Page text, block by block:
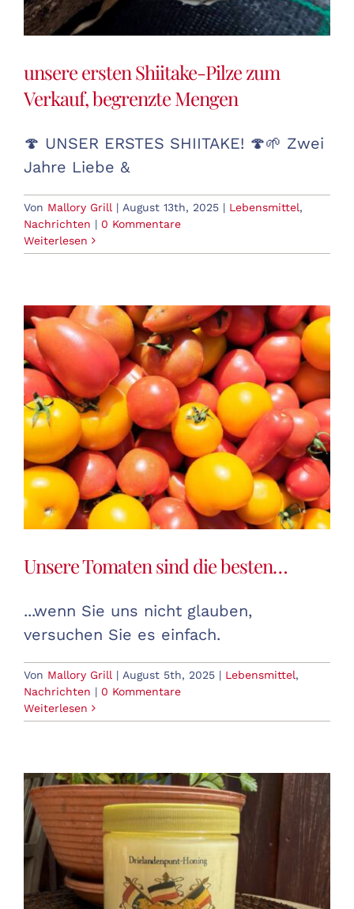
unsere ersten Shiitake-Pilze zum
Verkauf, begrenzte Mengen
🍄 UNSER ERSTES SHIITAKE! 🍄🌱 Zwei
Jahre Liebe &
Von Mallory Grill | August 13th, 2025 | Lebensmittel,
Nachrichten | 0 Kommentare
Weiterlesen
Unsere Tomaten sind die besten…
...wenn Sie uns nicht glauben,
versuchen Sie es einfach.
Von Mallory Grill | August 5th, 2025 | Lebensmittel,
Nachrichten | 0 Kommentare
Weiterlesen